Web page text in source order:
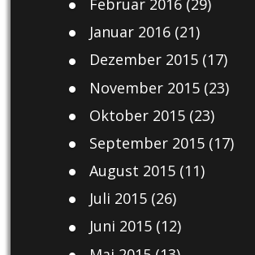
Februar 2016(29)
Januar 2016(21)
Dezember 2015(17)
November 2015(23)
Oktober 2015(23)
September 2015(17)
August 2015(11)
Juli 2015(26)
Juni 2015(12)